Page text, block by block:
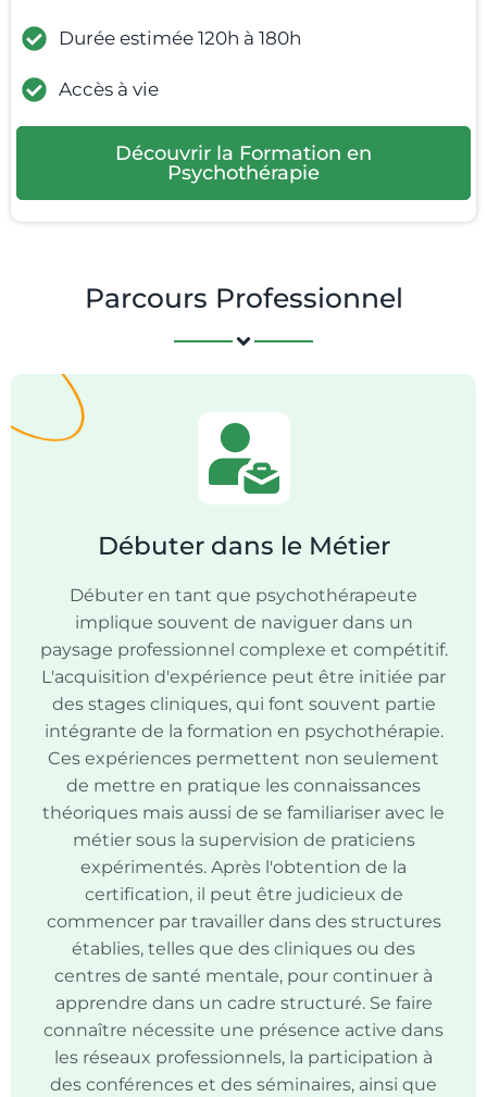
Durée estimée 120h à 180h
Accès à vie
Découvrir la Formation en
Psychothérapie
Parcours Professionnel
Débuter dans le Métier
Débuter en tant que psychothérapeute
implique souvent de naviguer dans un
paysage professionnel complexe et compétitif.
L'acquisition d'expérience peut être initiée par
des stages cliniques, qui font souvent partie
intégrante de la formation en psychothérapie.
Ces expériences permettent non seulement
de mettre en pratique les connaissances
théoriques mais aussi de se familiariser avec le
métier sous la supervision de praticiens
expérimentés. Après l'obtention de la
certification, il peut être judicieux de
commencer par travailler dans des structures
établies, telles que des cliniques ou des
centres de santé mentale, pour continuer à
apprendre dans un cadre structuré. Se faire
connaître nécessite une présence active dans
les réseaux professionnels, la participation à
des conférences et des séminaires, ainsi que